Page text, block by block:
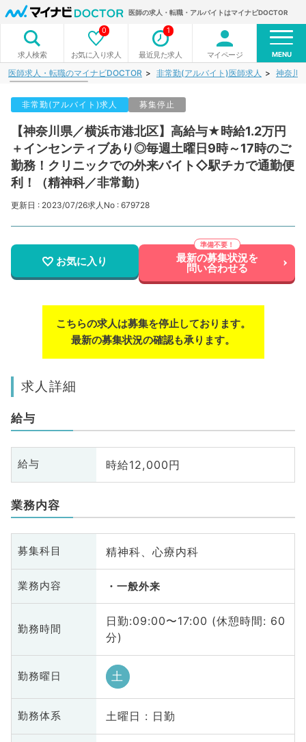
医師の求人・転職・アルバイトはマイナビDOCTOR
求人検索 お気に入り求人
0
最近見た求人
1
マイページ MENU
医師求人・転職のマイナビDOCTOR 非常勤(アルバイト)医師求人 神奈川
非常勤(アルバイト)求人 募集停止
【神奈川県／横浜市港北区】高給与★時給1.2万円
＋インセンティブあり◎毎週土曜日9時～17時のご
勤務！クリニックでの外来バイト◇駅チカで通勤便
利！（精神科／非常勤）
更新日 : 2023/07/26求人No : 679728
お気に入り 最新の募集状況を
問い合わせる
こちらの求人は募集を停止しております。
最新の募集状況の確認も承ります。
求人詳細
給与
給与 時給12,000円
業務内容
募集科目 精神科、心療内科
業務内容 一般外来
勤務時間
日勤:09:00〜17:00 (休憩時間: 60
分)
勤務曜日 土
勤務体系 土曜日 : 日勤